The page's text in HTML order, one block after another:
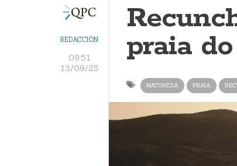
REDACCIÓN
09:51
13/09/25
praia
NATUREZA PRAIA